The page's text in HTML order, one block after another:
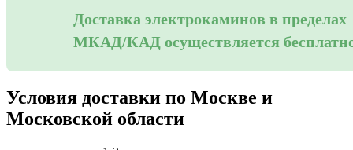
Доставка электрокаминов в пределах
МКАД/КАД осуществляется
Условия доставки по Москве и
Московской области